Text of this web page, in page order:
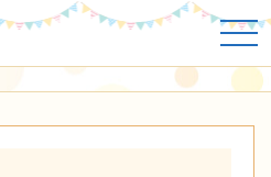
ラカルト